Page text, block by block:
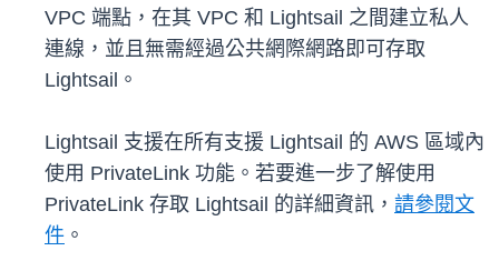
VPC 端點，在其 VPC 和 Lightsail 之間建立私人
連線，並且無需經過公共網際網路即可存取
Lightsail。
Lightsail 支援在所有支援 Lightsail 的 AWS 區域內
使用 PrivateLink 功能。若要進一步了解使用
PrivateLink 存取 Lightsail 的詳細資訊， 請參閱文
件 。